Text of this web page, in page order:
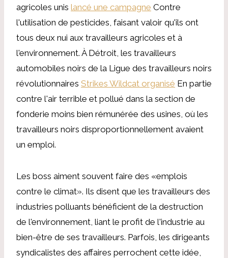
agricoles unis lancé une campagne Contre
l'utilisation de pesticides, faisant valoir qu'ils ont
tous deux nui aux travailleurs agricoles et à
l'environnement. À Détroit, les travailleurs
automobiles noirs de la Ligue des travailleurs noirs
révolutionnaires Strikes Wildcat organisé En partie
contre l'air terrible et pollué dans la section de
fonderie moins bien rémunérée des usines, où les
travailleurs noirs disproportionnellement avaient
un emploi.
Les boss aiment souvent faire des «emplois
contre le climat». Ils disent que les travailleurs des
industries polluants bénéficient de la destruction
de l'environnement, liant le profit de l'industrie au
bien-être de ses travailleurs. Parfois, les dirigeants
syndicalistes des affaires perrochent cette idée,